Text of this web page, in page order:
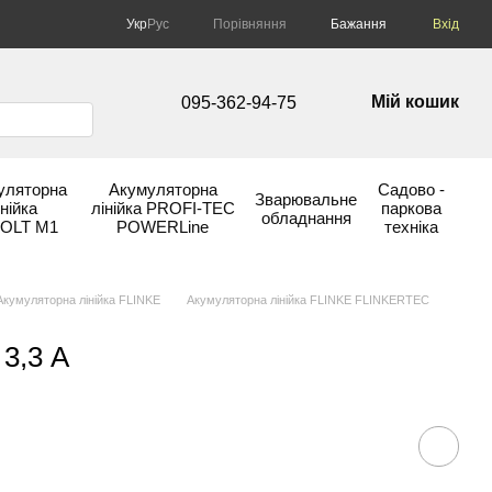
УкрРус Порівняння Бажання Вхід
095-362-94-75 Мій кошик
М1
Акумуляторна
лінійка PROFI-TEC
POWERLine
Зварювальне
обладнання
Садово -
паркова
техніка
лінійка FLINKE Акумуляторна лінійка FLINKE FLINKERTEC
А